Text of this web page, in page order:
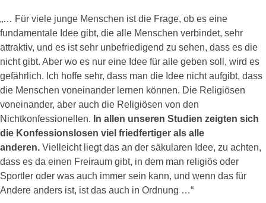
„… Für viele junge Menschen ist die Frage, ob es eine
fundamentale Idee gibt, die alle Menschen verbindet, sehr
attraktiv, und es ist sehr unbefriedigend zu sehen, dass es die
nicht gibt. Aber wo es nur eine Idee für alle geben soll, wird es
gefährlich. Ich hoffe sehr, dass man die Idee nicht aufgibt, dass
die Menschen voneinander lernen können. Die Religiösen
voneinander, aber auch die Religiösen von den
Nichtkonfessionellen. In allen unseren Studien zeigten sich
die Konfessionslosen viel friedfertiger als alle
anderen. Vielleicht liegt das an der säkularen Idee, zu achten,
dass es da einen Freiraum gibt, in dem man religiös oder
Sportler oder was auch immer sein kann, und wenn das für
Andere anders ist, ist das auch in Ordnung …“